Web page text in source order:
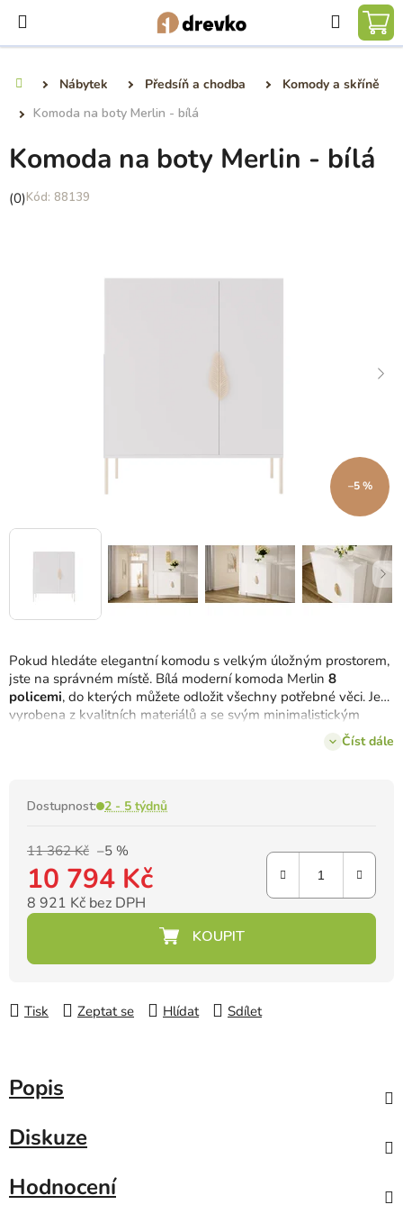
obsah
Hledat
Nábytek Předsíň a chodba
Komody a skříně
Komoda na boty Merlin - bílá
Pokud hledáte elegantní komodu s velkým úložným prostorem,
jste na správném místě. Bílá moderní komoda Merlin 8
policemi, do kterých můžete odložit všechny potřebné věci. Je
vyrobena z kvalitních materiálů a se svým minimalistickým
Číst dále
Dostupnost: 2 - 5 týdnů
11 362 Kč –5 %
10 794 Kč
8 921 Kč bez DPH
Měrná cena:
Tisk Zeptat se Hlídat Sdílet
Komoda na boty Merlin - bílá
Průměrné
(0) 88139
–5 %
Popis
Diskuze
Hodnocení